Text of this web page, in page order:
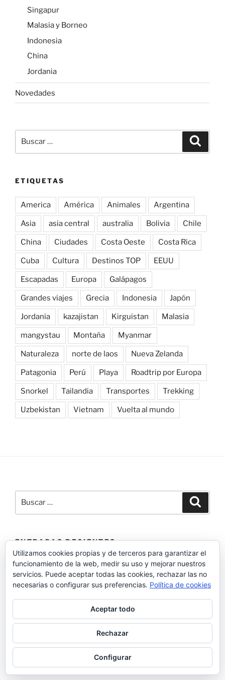
Singapur
Malasia y Borneo
Indonesia
China
Jordania
Novedades
por:
ETIQUETAS
America América Animales Argentina
Asia asia central australia Bolivia Chile
China Ciudades Costa Oeste Costa Rica
Cuba Cultura Destinos TOP EEUU
Escapadas Europa Galápagos
Grandes viajes Grecia Indonesia Japón
Jordania kazajistan Kirguistan Malasia
mangystau Montaña Myanmar
Naturaleza norte de laos Nueva Zelanda
Patagonia Perú Playa Roadtrip por Europa
Snorkel Tailandia Transportes Trekking
Uzbekistan Vietnam Vuelta al mundo
por:
ENTRADAS RECIENTES
Aktau: que ver y hacer en Aktau (Kazajistán)
Mangystau: guía completa para viajar, ruta y consejos
Kazajistán: guía para viajar con itinerario día a día
Muang Ngoy: que ver y hacer en esta joya escondida de
Qué ver y hacer en Nong Khiaw, una joya remota del
Utilizamos cookies propias y de terceros para garantizar el
funcionamiento de la web, medir su uso y mejorar nuestros
servicios. Puede aceptar todas las cookies, rechazar las no
necesarias o configurar sus preferencias. Política de cookies
Aceptar todo
Rechazar
Configurar